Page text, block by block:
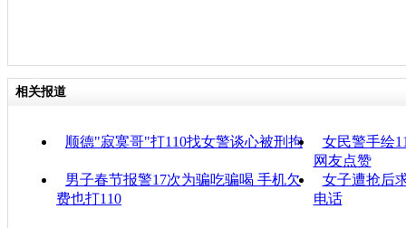
相关报道
顺德"寂寞哥"打110找女警谈心被刑拘
女民警手绘
网友点赞
男子春节报警17次为骗吃骗喝 手机欠
费也打110
女子遭抢后
电话